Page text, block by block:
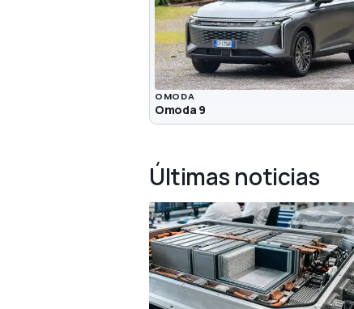
OMODA
Omoda 9
Últimas noticias